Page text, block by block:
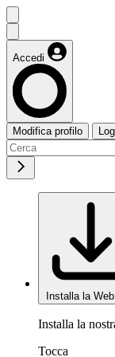
Accedi
Modifica profilo
Installa la
Installa la
Tocca